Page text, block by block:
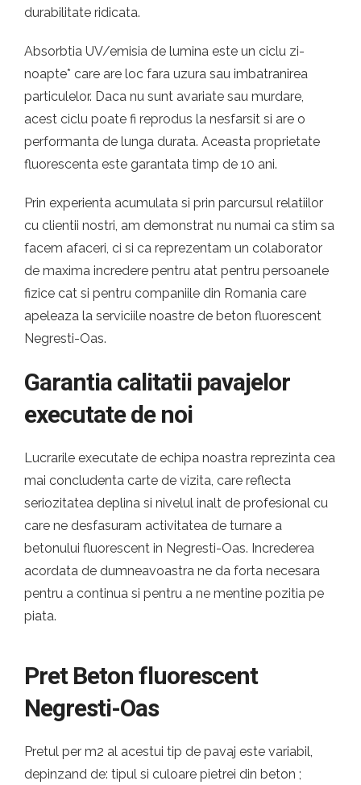
durabilitate ridicata.
Absorbtia UV/emisia de lumina este un ciclu zi-
noapte* care are loc fara uzura sau imbatranirea
particulelor. Daca nu sunt avariate sau murdare,
acest ciclu poate fi reprodus la nesfarsit si are o
performanta de lunga durata. Aceasta proprietate
fluorescenta este garantata timp de 10 ani.
Prin experienta acumulata si prin parcursul relatiilor
cu clientii nostri, am demonstrat nu numai ca stim sa
facem afaceri, ci si ca reprezentam un colaborator
de maxima incredere pentru atat pentru persoanele
fizice cat si pentru companiile din Romania care
apeleaza la serviciile noastre de beton fluorescent
Negresti-Oas.
Garantia calitatii pavajelor
executate de noi
Lucrarile executate de echipa noastra reprezinta cea
mai concludenta carte de vizita, care reflecta
seriozitatea deplina si nivelul inalt de profesional cu
care ne desfasuram activitatea de turnare a
betonului fluorescent in Negresti-Oas. Increderea
acordata de dumneavoastra ne da forta necesara
pentru a continua si pentru a ne mentine pozitia pe
piata.
Pret Beton fluorescent
Negresti-Oas
Pretul per m2 al acestui tip de pavaj este variabil,
depinzand de: tipul si culoare pietrei din beton ;